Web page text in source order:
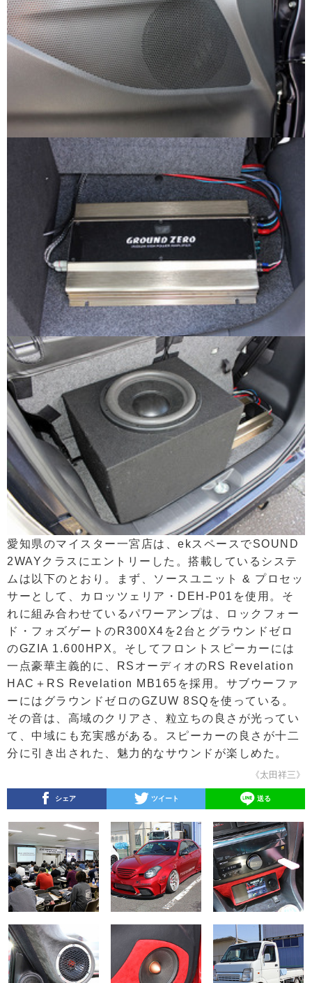
愛知県のマイスター一宮店は、ekスペースでSOUND
2WAYクラスにエントリーした。搭載しているシステ
ムは以下のとおり。まず、ソースユニット & プロセッ
サーとして、カロッツェリア・DEH-P01を使用。そ
れに組み合わせているパワーアンプは、ロックフォー
ド・フォズゲートのR300X4を2台とグラウンドゼロ
のGZIA 1.600HPX。そしてフロントスピーカーには
一点豪華主義的に、RSオーディオのRS Revelation
HAC＋RS Revelation MB165を採用。サブウーファ
ーにはグラウンドゼロのGZUW 8SQを使っている。
その音は、高域のクリアさ、粒立ちの良さが光ってい
て、中域にも充実感がある。スピーカーの良さが十二
分に引き出された、魅力的なサウンドが楽しめた。
《太田祥三》
シェア ツイート 送る